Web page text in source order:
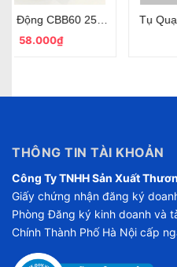
Nhựa Có Dây Chính Hãng
Tụ Quạt 5UF 450VAC Loại
THÔNG TIN TÀI KHOẢN
Công Ty TNHH Sản Xuất
Giấy chứng nhận đăng ký
Phòng Đăng ký kinh doanh và
Chính Thành Phố Hà Nội cấp